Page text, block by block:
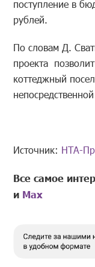
поступление в
рублей.
По словам Д.
проекта
коттеджный
Источник: НТА-
Все самое
и Mах